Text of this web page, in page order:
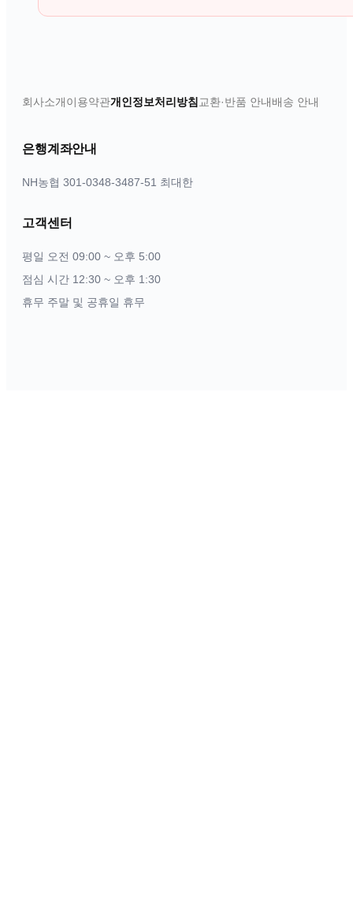
회사소개이용약관개인정보처리방침 교환·반품 안내배송 안내
은행계좌안내
NH농협 301-0348-3487-51 최대한
고객센터
평일 오전 09:00 ~ 오후 5:00
점심 시간 12:30 ~ 오후 1:30
휴무 주말 및 공휴일 휴무